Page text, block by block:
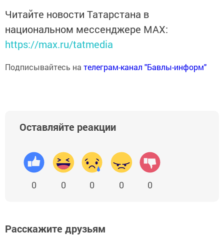
Читайте новости Татарстана в
национальном мессенджере MАХ:
https://max.ru/tatmedia
Подписывайтесь на телеграм-канал "Бавлы-информ"
Оставляйте реакции
0 0 0 0 0
Расскажите друзьям